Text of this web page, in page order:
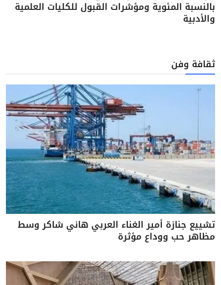
بالنسبة المئوية ومؤشرات القبول للكليات العلمية
والأدبية
ثقافة وفن
تشييع جنازة أمير الغناء العربي هاني شاكر وسط
مظاهر حب ووداع مؤثرة